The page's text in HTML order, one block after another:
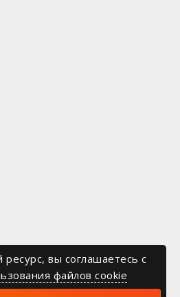
вы соглашаетесь c
файлов cookie